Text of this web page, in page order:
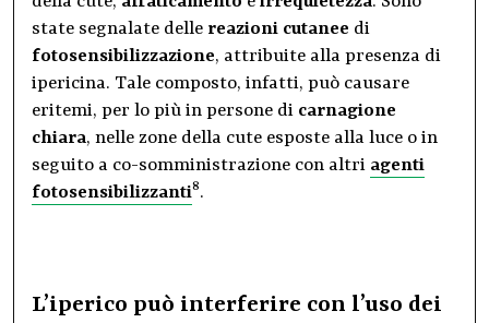
state segnalate delle reazioni cutanee di
fotosensibilizzazione, attribuite alla presenza di
ipericina. Tale composto, infatti, può causare
eritemi, per lo più in persone di carnagione
chiara, nelle zone della cute esposte alla luce o in
seguito a co-somministrazione con altri agenti
fotosensibilizzanti8.
L’iperico può interferire con l’uso dei